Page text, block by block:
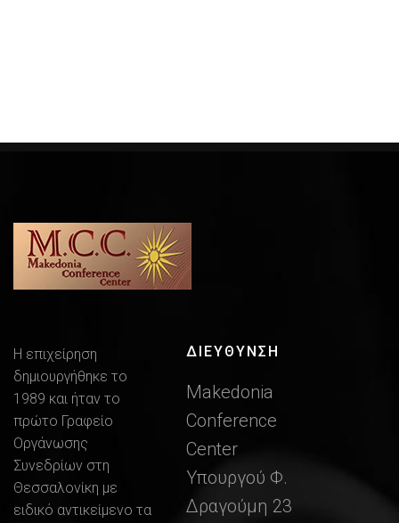
Η επιχείρηση
δημιουργήθηκε το
1989 και ήταν το
πρώτο Γραφείο
Οργάνωσης
Συνεδρίων στη
Θεσσαλονίκη με
ειδικό αντικείμενο τα
ΔΙΕΎΘΥΝΣΗ
Makedonia
Conference
Center
Υπουργού Φ.
Δραγούμη 23